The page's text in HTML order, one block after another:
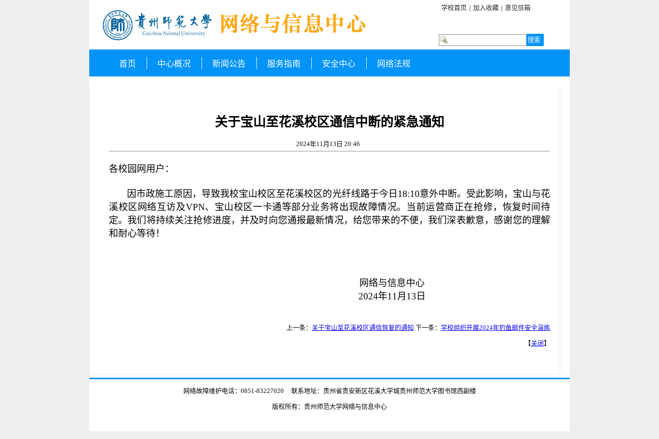
学校首页 | 加入收藏 | 意见信箱
首页 中心概况 新闻公告 服务指南 安全中心 网络法规
关于宝山至花溪校区通信中断的紧急通知
2024年11月13日 20:46
各校园网用户：
因市政施工原因，导致我校宝山校区至花溪校区的光纤线路于今日18:10意外中断。受此影响，宝山与花
溪校区网络互访及VPN、宝山校区一卡通等部分业务将出现故障情况。当前运营商正在抢修，恢复时间待
定。我们将持续关注抢修进度，并及时向您通报最新情况，给您带来的不便，我们深表歉意，感谢您的理解
和耐心等待！
网络与信息中心
2024年11月13日
上一条： 关于宝山至花溪校区通信恢复的通知 下一条： 学校组织开展2024年钓鱼邮件安全演练
【关闭 】
网络故障维护电话：0851-83227020 联系地址：贵州省贵安新区花溪大学城贵州师范大学图书馆西副楼
版权所有：贵州师范大学网络与信息中心